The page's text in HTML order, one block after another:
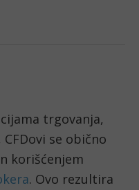
trgovanja,
se obično
korišćenjem
. Ovo rezultira